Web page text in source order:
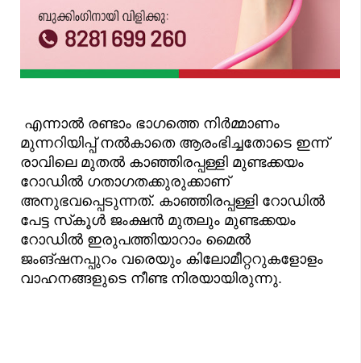
എന്നാൽ രണ്ടാം ഭാഗത്തെ നിർമ്മാണം
മുന്നറിയിപ്പ് നൽകാതെ ആരംഭിച്ചതോടെ ഇന്ന്
രാവിലെ മുതൽ കാഞ്ഞിരപ്പള്ളി മുണ്ടക്കയം
റോഡിൽ ഗതാഗതക്കുരുക്കാണ്
അനുഭവപ്പെടുന്നത്. കാഞ്ഞിരപ്പള്ളി റോഡിൽ
പേട്ട സ്‌കൂൾ ജംക്ഷൻ മുതലും മുണ്ടക്കയം
റോഡിൽ ഇരുപത്തിയാറാം മൈൽ
ജംങ്ഷനപ്പുറം വരെയും കിലോമീറ്ററുകളോളം
വാഹനങ്ങളുടെ നീണ്ട നിരയായിരുന്നു.